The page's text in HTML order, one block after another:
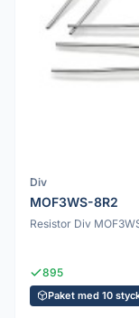
Div
MOF3WS-8R2
Resistor Div
895
Paket med 10